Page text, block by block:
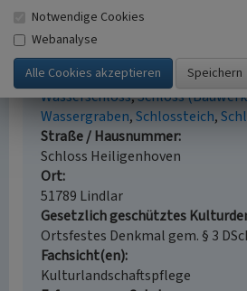
Schloss Heiligenhoven bei
Schlagwörter
Wasserschloss Schloss
Wassergraben Schlossteich
Straße / Hausnummer
Schloss Heiligenhoven
Ort
51789 Lindlar
Gesetzlich geschütztes
Ortsfestes Denkmal gem. § 3
Fachsicht(en)
Kulturlandschaftspflege
Notwendige Cookies
Webanalyse